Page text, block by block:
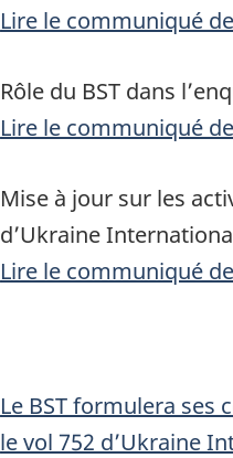
Lire le communiqué
Rôle du BST dans
Lire le communiqué
Mise à jour sur les
d’Ukraine
Lire le communiqué
Le BST formulera
le vol 752 d’Ukraine